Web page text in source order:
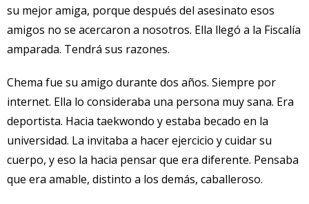
su mejor amiga, porque después del asesinato esos
amigos no se acercaron a nosotros. Ella llegó a la Fiscalía
amparada. Tendrá sus razones.
Chema fue su amigo durante dos años. Siempre por
internet. Ella lo consideraba una persona muy sana. Era
deportista. Hacia taekwondo y estaba becado en la
universidad. La invitaba a hacer ejercicio y cuidar su
cuerpo, y eso la hacia pensar que era diferente. Pensaba
que era amable, distinto a los demás, caballeroso.